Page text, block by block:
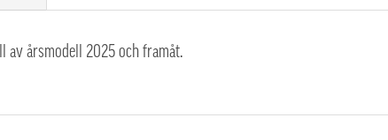
av årsmodell 2025 och framåt.